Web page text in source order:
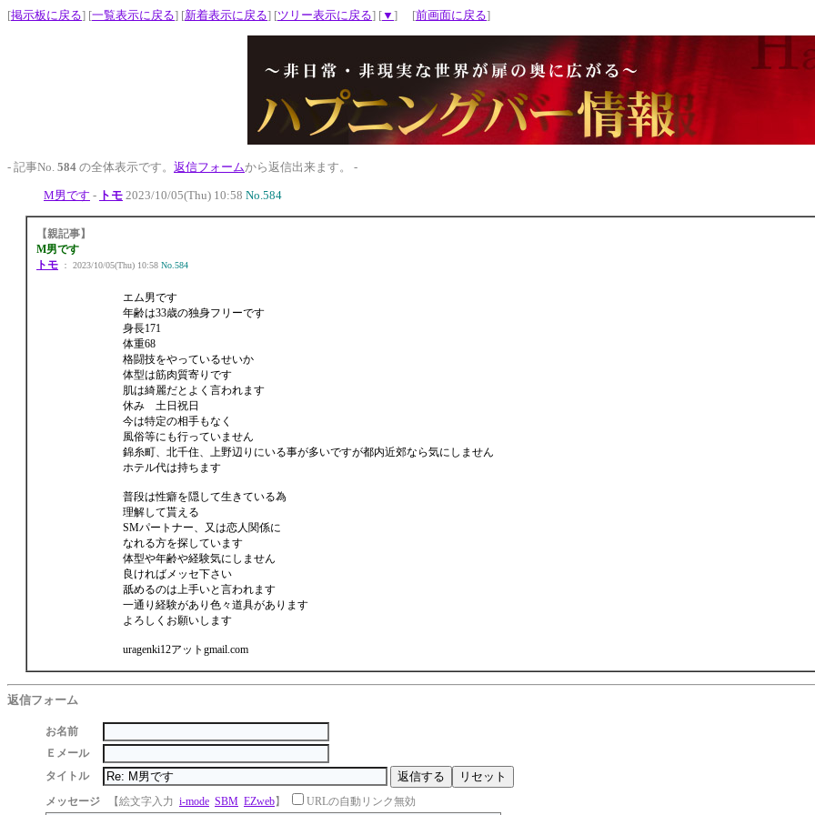
[掲示板に戻る] [一覧表示に戻る] [新着表示に戻る] [ツリー表示に戻る] [▼ ] [前画面に戻る]
- 記事No. 584 の全体表示です。 返信フォームから返信出来ます。 -
M男です - トモ 2023/10/05(Thu) 10:58 No.584
【親記事】
M男です
トモ ： 2023/10/05(Thu) 10:58 No.584
エム男です
年齢は33歳の独身フリーです
身長171
体重68
格闘技をやっているせいか
体型は筋肉質寄りです
肌は綺麗だとよく言われます
休み 土日祝日
今は特定の相手もなく
風俗等にも行っていません
錦糸町、北千住、上野辺りにいる事が多いですが都内近郊なら気にしません
ホテル代は持ちます
普段は性癖を隠して生きている為
理解して貰える
SMパートナー、又は恋人関係に
なれる方を探しています
体型や年齢や経験気にしません
良ければメッセ下さい
舐めるのは上手いと言われます
一通り経験があり色々道具があります
よろしくお願いします
uragenki12アットgmail.com
返信フォーム
お名前
Ｅメール
タイトル
メッセージ
【絵文字入力 i-mode SBM EZweb】 URLの自動リンク無効